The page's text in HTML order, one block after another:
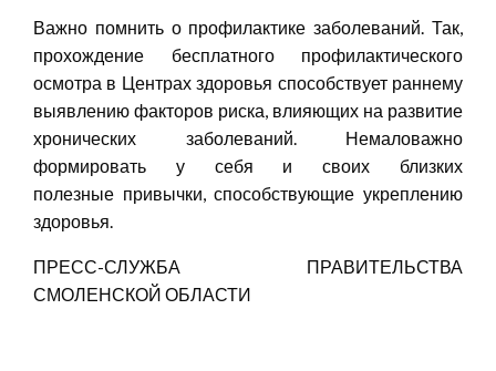
Важно помнить о профилактике заболеваний. Так,
прохождение бесплатного профилактического
осмотра в Центрах здоровья способствует раннему
выявлению факторов риска, влияющих на развитие
хронических заболеваний. Немаловажно
формировать у себя и своих близких
полезные привычки, способствующие укреплению
здоровья.
ПРЕСС-СЛУЖБА ПРАВИТЕЛЬСТВА
СМОЛЕНСКОЙ ОБЛАСТИ